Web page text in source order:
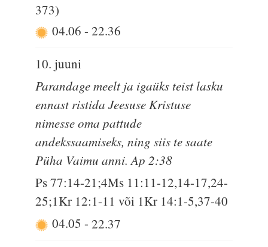
373)
04.06 - 22.36
10. juuni
Parandage meelt ja igaüks teist lasku
ennast ristida Jeesuse Kristuse
nimesse oma pattude
andekssaamiseks, ning siis te saate
Püha Vaimu anni. Ap 2:38
Ps 77:14-21;4Ms 11:11-12,14-17,24-
25;1Kr 12:1-11 või 1Kr 14:1-5,37-40
04.05 - 22.37